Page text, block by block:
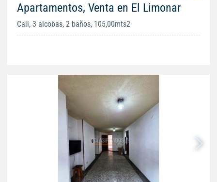
Apartamentos, Venta en El Limonar
Cali, 3 alcobas, 2 baños, 105,00mts2